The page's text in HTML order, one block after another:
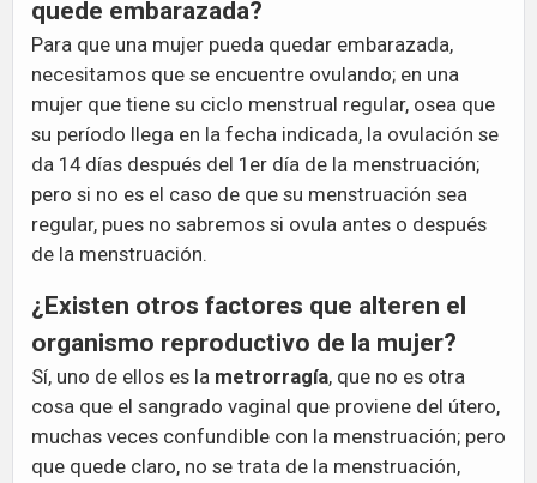
quede embarazada?
Para que una mujer pueda quedar embarazada,
necesitamos que se encuentre ovulando; en una
mujer que tiene su ciclo menstrual regular, osea que
su período llega en la fecha indicada, la ovulación se
da 14 días después del 1er día de la menstruación;
pero si no es el caso de que su menstruación sea
regular, pues no sabremos si ovula antes o después
de la menstruación.
¿Existen otros factores que alteren el
organismo reproductivo de la mujer?
Sí, uno de ellos es la metrorragía, que no es otra
cosa que el sangrado vaginal que proviene del útero,
muchas veces confundible con la menstruación; pero
que quede claro, no se trata de la menstruación,